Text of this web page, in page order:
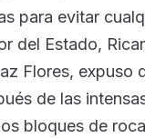
para evitar
del Estado,
Flores, expuso
de las
bloques de